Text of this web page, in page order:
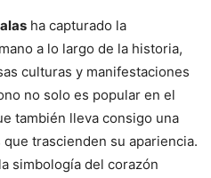
ha capturado la
a lo largo de la historia,
culturas y manifestaciones
no solo es popular en el
también lleva consigo una
trascienden su apariencia.
simbología del corazón